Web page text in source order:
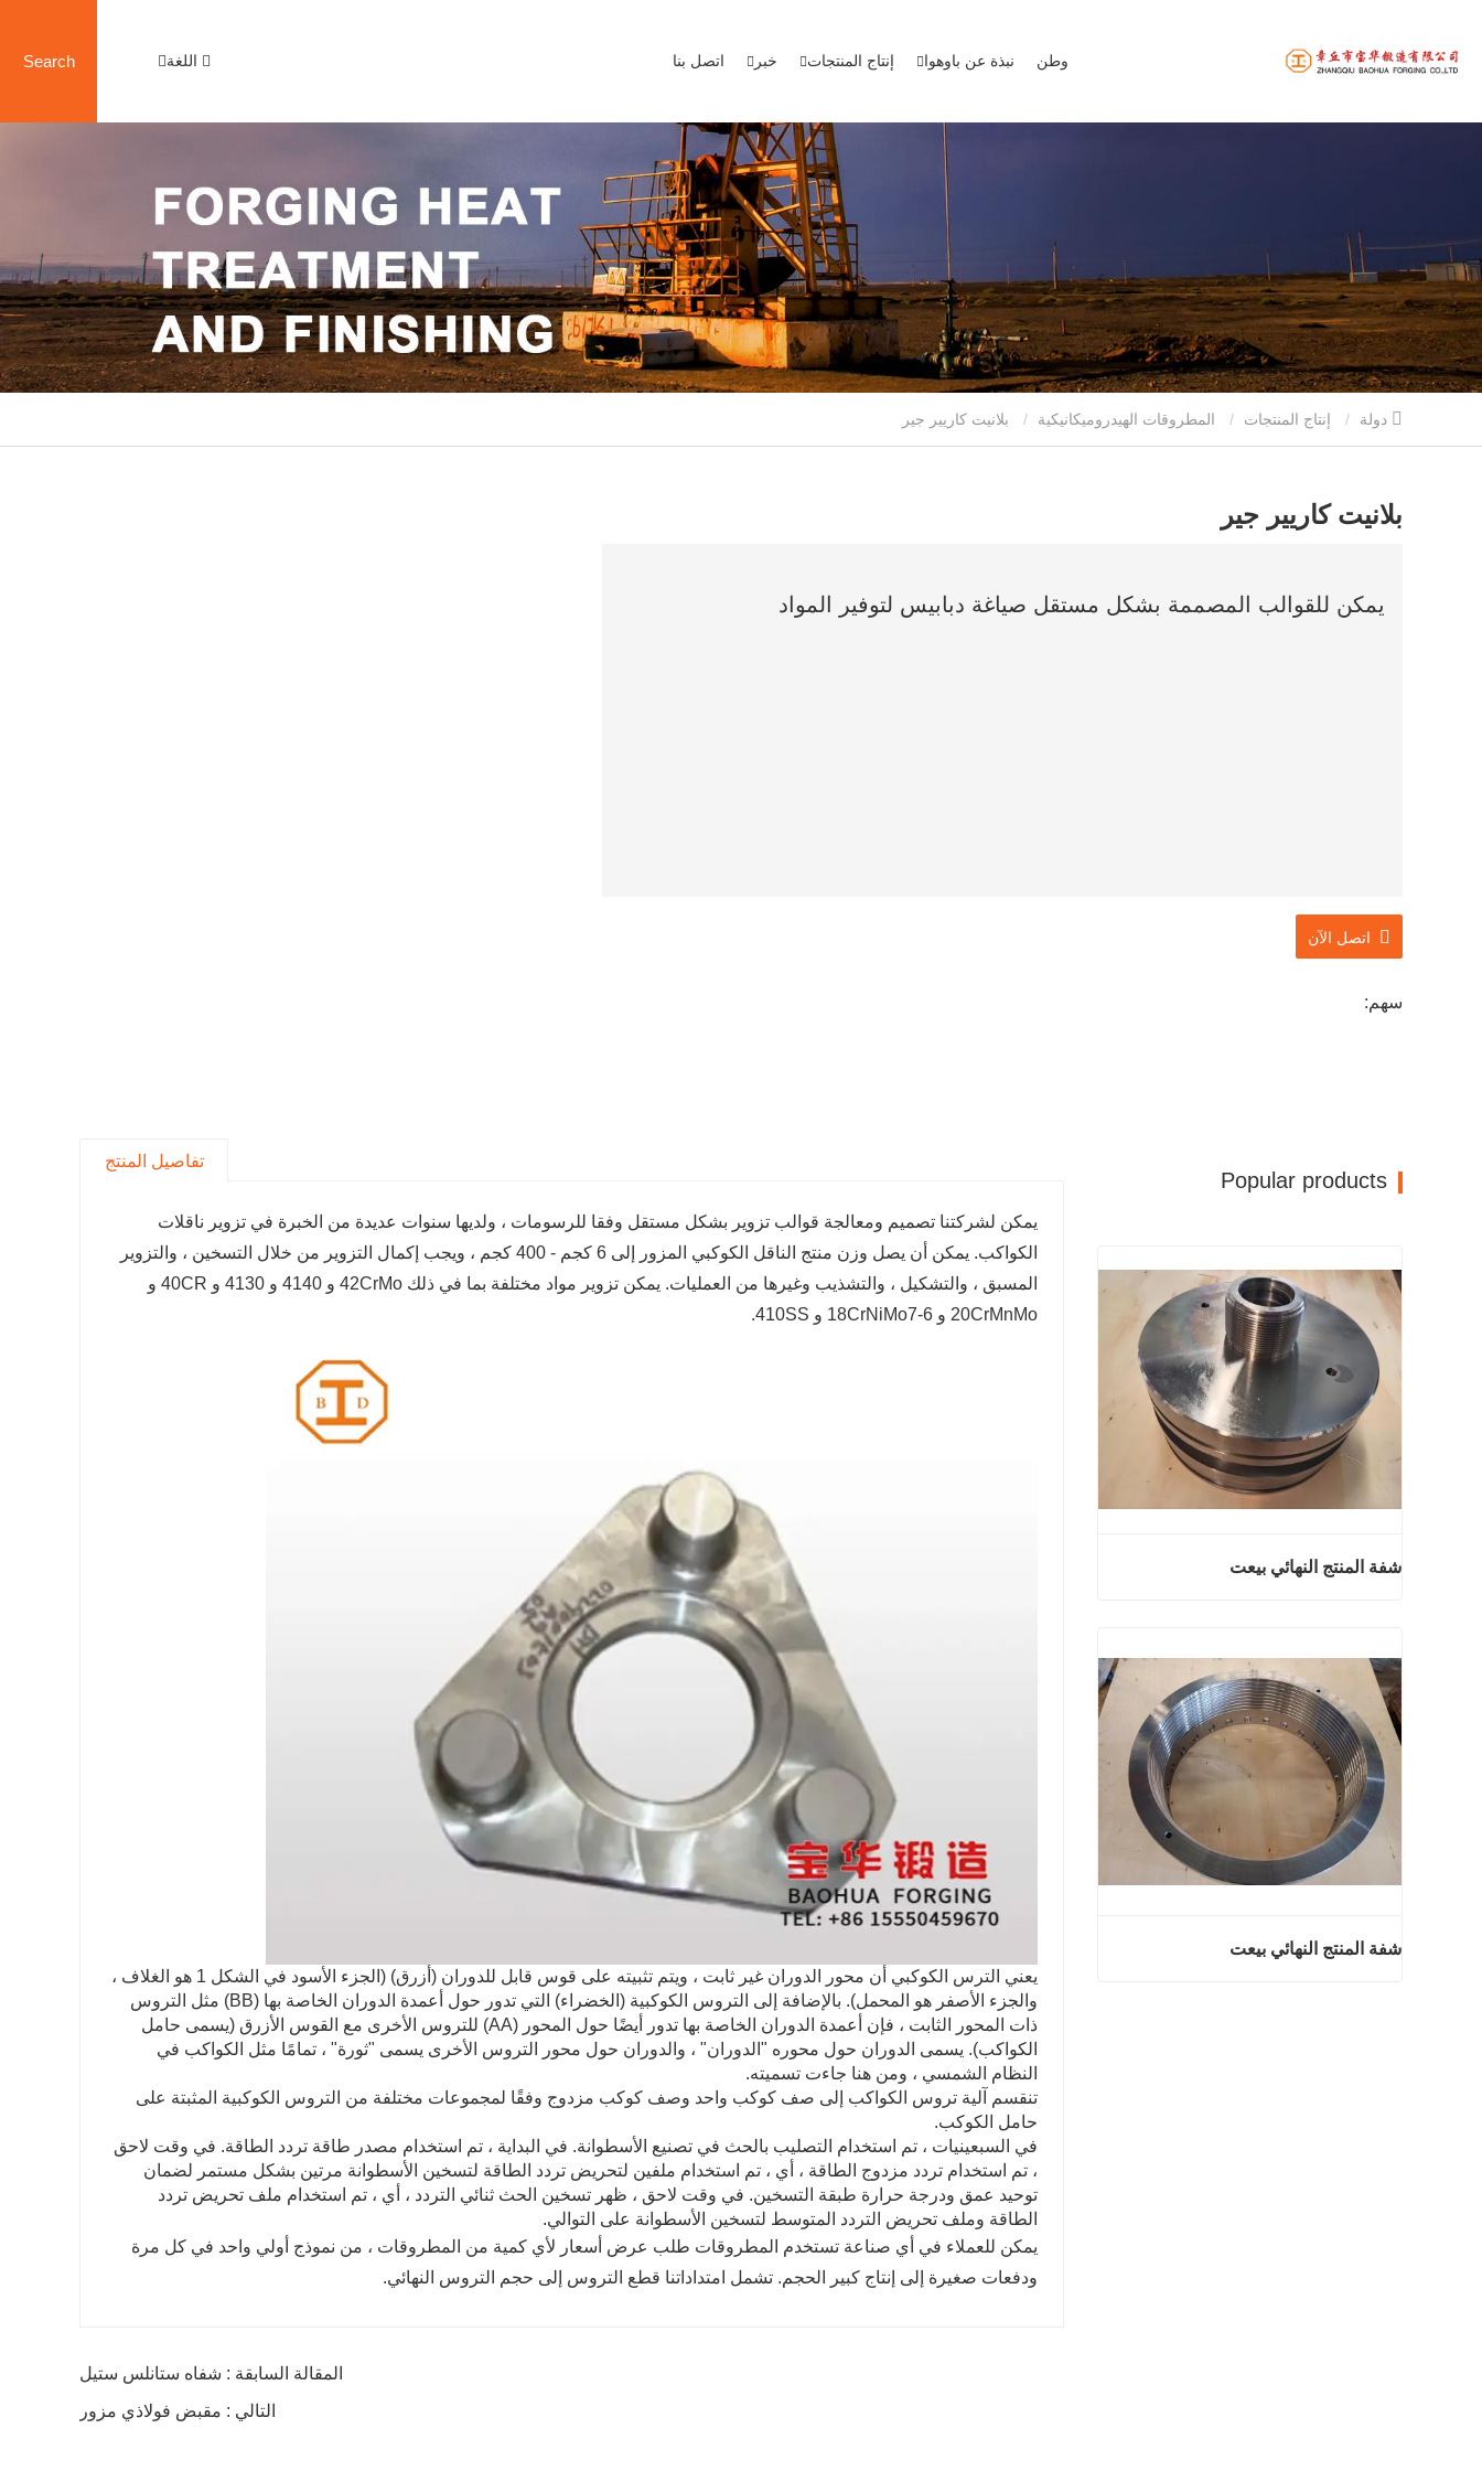
وطن نبذة عن باوهوا إنتاج المنتجات خبر اتصل بنا اللغة Search
إنتاج المنتجات المطروقات الهيدروميكانيكية
بلانيت كاريير جير
يمكن للقوالب المصممة بشكل مستقل صياغة دبابيس لتوفير المواد
اتصل الآن
سهم:
تفاصيل المنتج
يمكن لشركتنا تصميم ومعالجة قوالب تزوير بشكل مستقل وفقا للرسومات ، ولديها سنوات عديدة من الخبرة في تزوير ناقلات
الكواكب. يمكن أن يصل وزن منتج الناقل الكوكبي المزور إلى 6 كجم - 400 كجم ، ويجب إكمال التزوير من خلال التسخين ، والتزوير
المسبق ، والتشكيل ، والتشذيب وغيرها من العمليات. يمكن تزوير مواد مختلفة بما في ذلك 42CrMo و 4140 و 4130 و 40CR و
20CrMnMo و 18CrNiMo7-6 و 410SS.
يعني الترس الكوكبي أن محور الدوران غير ثابت ، ويتم تثبيته على قوس قابل للدوران (أزرق) (الجزء الأسود في الشكل 1 هو الغلاف ،
والجزء الأصفر هو المحمل). بالإضافة إلى التروس الكوكبية (الخضراء) التي تدور حول أعمدة الدوران الخاصة بها (BB) مثل التروس
ذات المحور الثابت ، فإن أعمدة الدوران الخاصة بها تدور أيضًا حول المحور (AA) للتروس الأخرى مع القوس الأزرق (يسمى حامل
الكواكب). يسمى الدوران حول محوره "الدوران" ، والدوران حول محور التروس الأخرى يسمى "ثورة" ، تمامًا مثل الكواكب في
النظام الشمسي ، ومن هنا جاءت تسميته.
تنقسم آلية تروس الكواكب إلى صف كوكب واحد وصف كوكب مزدوج وفقًا لمجموعات مختلفة من التروس الكوكبية المثبتة على
حامل الكوكب.
في السبعينيات ، تم استخدام التصليب بالحث في تصنيع الأسطوانة. في البداية ، تم استخدام مصدر طاقة تردد الطاقة. في وقت لاحق
، تم استخدام تردد مزدوج الطاقة ، أي ، تم استخدام ملفين لتحريض تردد الطاقة لتسخين الأسطوانة مرتين بشكل مستمر لضمان
توحيد عمق ودرجة حرارة طبقة التسخين. في وقت لاحق ، ظهر تسخين الحث ثنائي التردد ، أي ، تم استخدام ملف تحريض تردد
الطاقة وملف تحريض التردد المتوسط ​​لتسخين الأسطوانة على التوالي.
يمكن للعملاء في أي صناعة تستخدم المطروقات طلب عرض أسعار لأي كمية من المطروقات ، من نموذج أولي واحد في كل مرة
ودفعات صغيرة إلى إنتاج كبير الحجم. تشمل امتداداتنا قطع التروس إلى حجم التروس النهائي.
المقالة السابقة : شفاه ستانلس ستيل
التالي : مقبض فولاذي مزور
Popular products
شفة المنتج النهائي بيعت
اتصل الآن
شفة المنتج النهائي بيعت